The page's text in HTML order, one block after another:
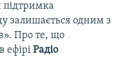
залишається одним з
Про те, що
ефірі Радіо